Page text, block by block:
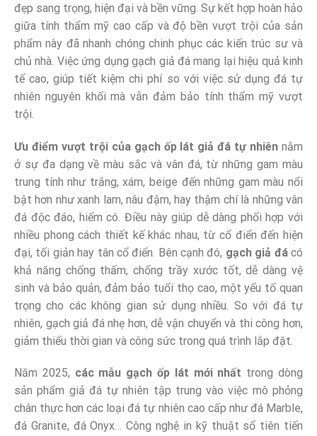
đẹp sang trọng, hiện đại và bền vững. Sự kết hợp hoàn hảo
giữa tính thẩm mỹ cao cấp và độ bền vượt trội của sản
phẩm này đã nhanh chóng chinh phục các kiến trúc sư và
chủ nhà. Việc ứng dụng gạch giả đá mang lại hiệu quả kinh
tế cao, giúp tiết kiệm chi phí so với việc sử dụng đá tự
nhiên nguyên khối mà vẫn đảm bảo tính thẩm mỹ vượt
trội.
Ưu điểm vượt trội của gạch ốp lát giả đá tự nhiên nằm
ở sự đa dạng về màu sắc và vân đá, từ những gam màu
trung tính như trắng, xám, beige đến những gam màu nổi
bật hơn như xanh lam, nâu đậm, hay thậm chí là những vân
đá độc đáo, hiếm có. Điều này giúp dễ dàng phối hợp với
nhiều phong cách thiết kế khác nhau, từ cổ điển đến hiện
đại, tối giản hay tân cổ điển. Bên cạnh đó, gạch giả đácó
khả năng chống thấm, chống trầy xước tốt, dễ dàng vệ
sinh và bảo quản, đảm bảo tuổi thọ cao, một yếu tố quan
trọng cho các không gian sử dụng nhiều. So với đá tự
nhiên, gạch giả đá nhẹ hơn, dễ vận chuyển và thi công hơn,
giảm thiểu thời gian và công sức trong quá trình lắp đặt.
Năm 2025, các mẫu gạch ốp lát mới nhất trong dòng
sản phẩm giả đá tự nhiên tập trung vào việc mô phỏng
chân thực hơn các loại đá tự nhiên cao cấp như đá Marble,
đá Granite, đá Onyx… Công nghệ in kỹ thuật số tiên tiến